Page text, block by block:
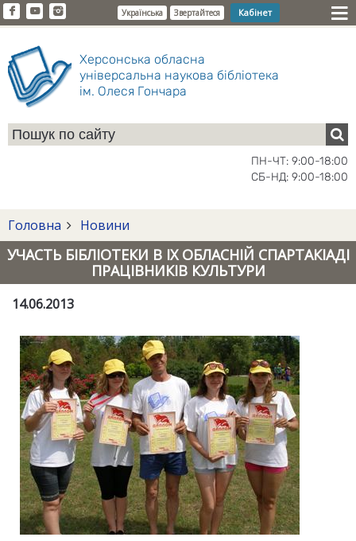
Українська Звертайтеся Кабінет
Херсонська обласна
універсальна наукова бібліотека
ім. Олеся Гончара
ПН-ЧТ: 9:00-18:00
СБ-НД: 9:00-18:00
Головна Новини
УЧАСТЬ БІБЛІОТЕКИ В IX ОБЛАСНІЙ СПАРТАКІАДІ
ПРАЦІВНИКІВ КУЛЬТУРИ
14.06.2013